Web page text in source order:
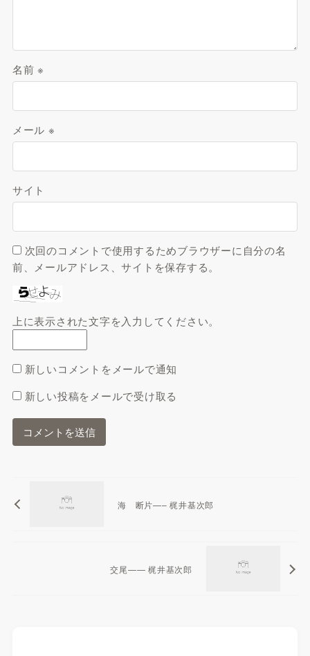
名前※
メール ※
サイト
次回のコメントで使用するためブラウザーに自分の名
前、メールアドレス、サイトを保存する。
上に表示された文字を入力してください。
新しいコメントをメールで通知
新しい投稿をメールで受け取る
海 断片—– 梶井基次郎
交尾—— 梶井基次郎